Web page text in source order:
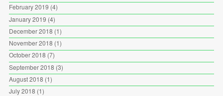
February 2019 (4)
January 2019 (4)
December 2018 (1)
November 2018 (1)
October 2018 (7)
September 2018 (3)
August 2018 (1)
July 2018 (1)